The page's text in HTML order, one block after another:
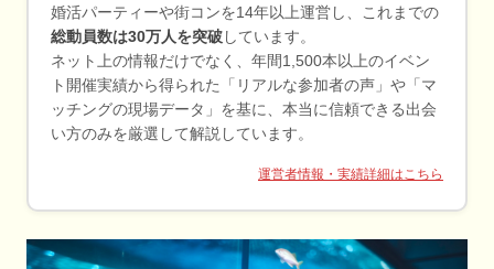
婚活パーティーや街コンを14年以上運営し、これまでの
総動員数は30万人を突破 しています。
ネット上の情報だけでなく、年間1,500本以上のイベン
ト開催実績から得られた「リアルな参加者の声」や「マ
ッチングの現場データ」を基に、本当に信頼できる出会
い方のみを厳選して解説しています。
運営者情報・実績詳細はこちら